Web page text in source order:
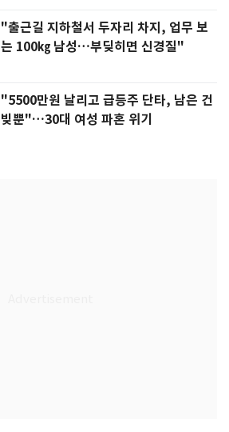
"출근길 지하철서 두자리 차지, 업무 보
는 100㎏ 남성…부딪히면 신경질"
"5500만원 날리고 급등주 단타, 남은 건
빚뿐"…30대 여성 파혼 위기